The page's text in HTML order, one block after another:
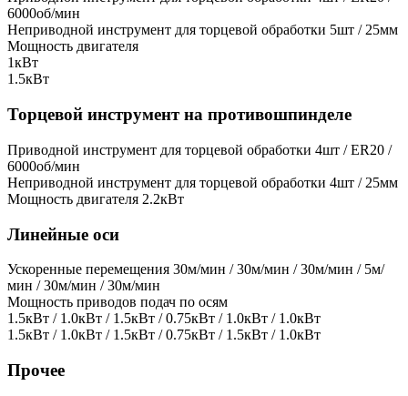
6000об/мин
Неприводной инструмент для торцевой обработки 5шт / 25мм
Мощность двигателя
1кВт
1.5кВт
Торцевой инструмент на противошпинделе
Приводной инструмент для торцевой обработки 4шт / ER20 /
6000об/мин
Неприводной инструмент для торцевой обработки 4шт / 25мм
Мощность двигателя 2.2кВт
Линейные оси
Ускоренные перемещения 30м/мин / 30м/мин / 30м/мин / 5м/
мин / 30м/мин / 30м/мин
Мощность приводов подач по осям
1.5кВт / 1.0кВт / 1.5кВт / 0.75кВт / 1.0кВт / 1.0кВт
1.5кВт / 1.0кВт / 1.5кВт / 0.75кВт / 1.5кВт / 1.0кВт
Прочее